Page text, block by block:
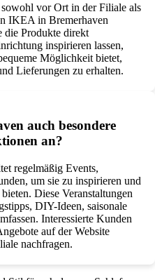
vor Ort in der Filiale als
IKEA in Bremerhaven
die Produkte direkt
inspirieren lassen,
Möglichkeit bietet,
Lieferungen zu erhalten.
auch besondere
an?
regelmäßig Events,
um sie zu inspirieren und
Diese Veranstaltungen
DIY-Ideen, saisonale
Interessierte Kunden
auf der Website
nachfragen.